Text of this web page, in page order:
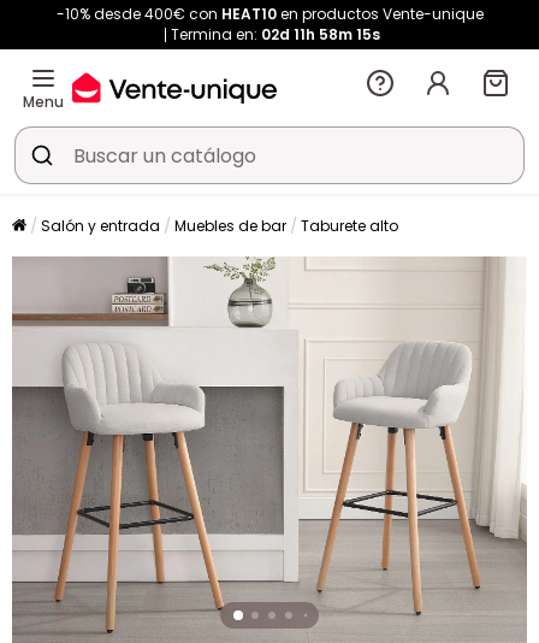
-10% desde 400€ con HEAT10en productos Vente-unique
Termina en: 02d 11h 58m 14s
Menu
Salón y entrada Muebles de bar Taburete alto